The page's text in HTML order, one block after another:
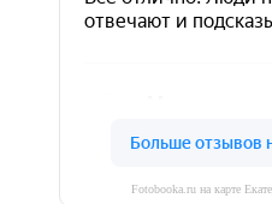
Fotobooka.ru на карте